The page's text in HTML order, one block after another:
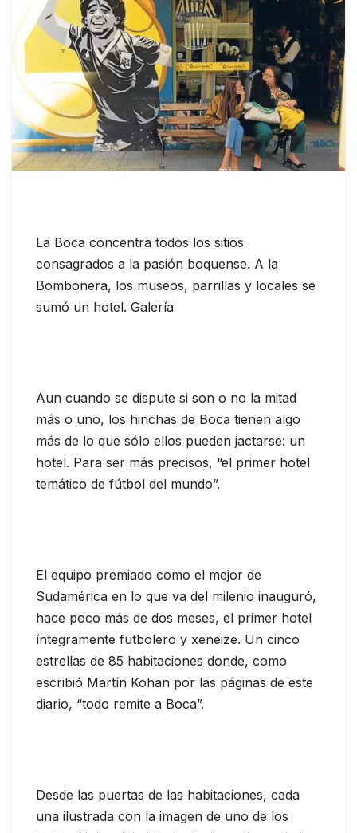
La Boca concentra todos los sitios
consagrados a la pasión boquense. A la
Bombonera, los museos, parrillas y locales se
sumó un hotel. Galería
Aun cuando se dispute si son o no la mitad
más o uno, los hinchas de Boca tienen algo
más de lo que sólo ellos pueden jactarse: un
hotel. Para ser más precisos, “el primer hotel
temático de fútbol del mundo”.
El equipo premiado como el mejor de
Sudamérica en lo que va del milenio inauguró,
hace poco más de dos meses, el primer hotel
íntegramente futbolero y xeneize. Un cinco
estrellas de 85 habitaciones donde, como
escribió Martín Kohan por las páginas de este
diario, “todo remite a Boca”.
Desde las puertas de las habitaciones, cada
una ilustrada con la imagen de uno de los